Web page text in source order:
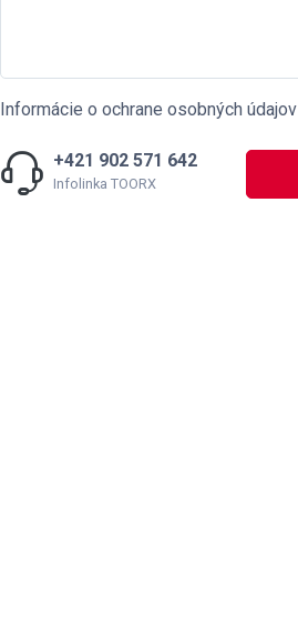
Informácie o ochrane osobných údajov
+421 902 571 642
Infolinka TOORX